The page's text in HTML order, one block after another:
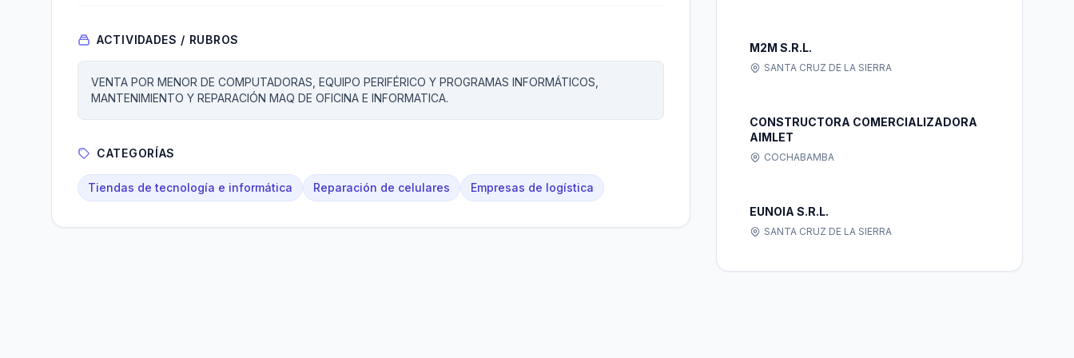
ACTIVIDADES / RUBROS
VENTA POR MENOR DE COMPUTADORAS, EQUIPO PERIFÉRICO Y PROGRAMAS INFORMÁTICOS,
MANTENIMIENTO Y REPARACIÓN MAQ DE OFICINA E INFORMATICA.
CATEGORÍAS
Tiendas de tecnología e informática Reparación de celulares Empresas de logística
M2M S.R.L.
SANTA CRUZ DE LA SIERRA
CONSTRUCTORA COMERCIALIZADORA
AIMLET
COCHABAMBA
EUNOIA S.R.L.
SANTA CRUZ DE LA SIERRA